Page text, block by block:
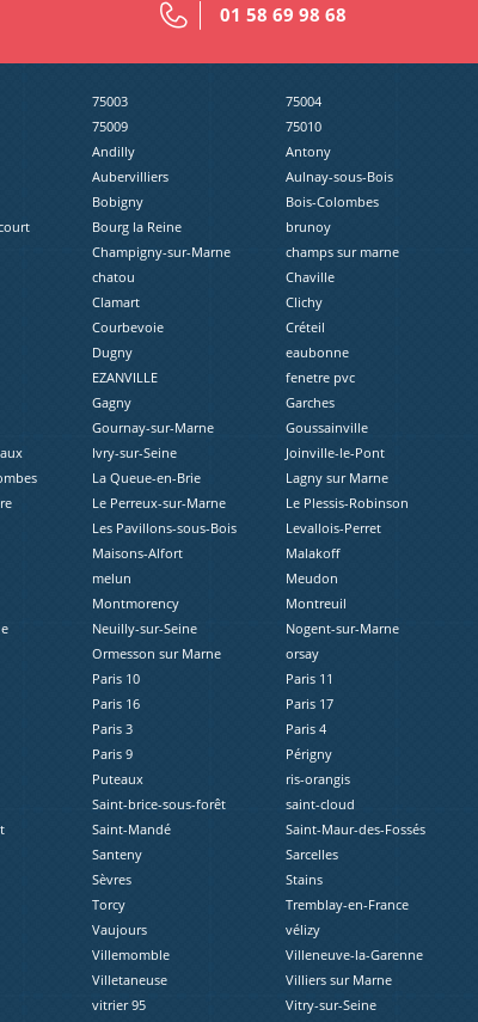
01 58 69 98 68
75003 75004
75009
75010
Andilly
Antony
Aubervilliers
Aulnay-sous-Bois
Bobigny
Bois-Colombes
Bourg la Reine brunoy
Champigny-sur-Marne
champs sur marne
chatou
Chaville
Clamart
Clichy
Courbevoie
Créteil
Dugny
eaubonne
EZANVILLE
fenetre pvc
Gagny
Garches
Gournay-sur-Marne
Goussainville
Ivry-sur-Seine Joinville-le-Pont
La Queue-en-Brie Lagny sur Marne
Le Perreux-sur-Marne Le Plessis-Robinson
Les Pavillons-sous-Bois
Levallois-Perret
Maisons-Alfort
Malakoff
melun
Meudon
Montmorency
Montreuil
Neuilly-sur-Seine Nogent-sur-Marne
Ormesson sur Marne
orsay
Paris 10
Paris 11
Paris 16
Paris 17
Paris 3
Paris 4
Paris 9
Périgny
Puteaux
ris-orangis
Saint-brice-sous-forêt
saint-cloud
Saint-Mandé Saint-Maur-des-Fossés
Santeny
Sarcelles
Sèvres
Stains
Torcy
Tremblay-en-France
Vaujours
vélizy
Villemomble
Villeneuve-la-Garenne
Villetaneuse
Villiers sur Marne
vitrier 95
Vitry-sur-Seine